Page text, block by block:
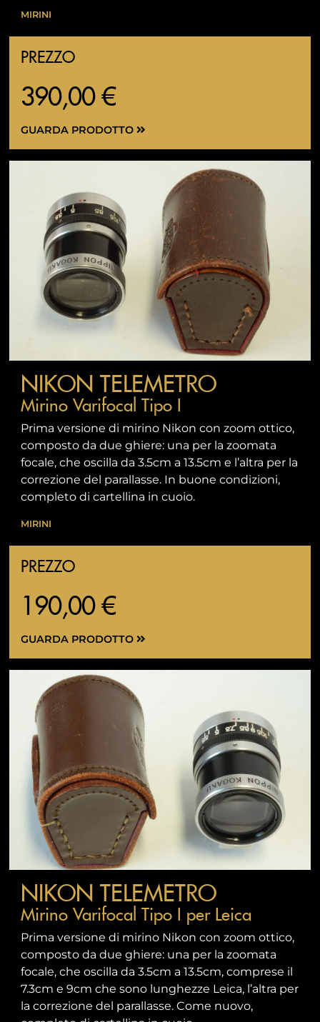
MIRINI
PREZZO
390,00 €
GUARDA PRODOTTO
NIKON TELEMETRO
Mirino Varifocal Tipo I
Prima versione di mirino Nikon con zoom ottico,
composto da due ghiere: una per la zoomata
focale, che oscilla da 3.5cm a 13.5cm e l’altra per la
correzione del parallasse. In buone condizioni,
completo di cartellina in cuoio.
MIRINI
PREZZO
190,00 €
GUARDA PRODOTTO
NIKON TELEMETRO
Mirino Varifocal Tipo I per Leica
Prima versione di mirino Nikon con zoom ottico,
composto da due ghiere: una per la zoomata
focale, che oscilla da 3.5cm a 13.5cm, comprese il
7.3cm e 9cm che sono lunghezze Leica, l’altra per
la correzione del parallasse. Come nuovo,